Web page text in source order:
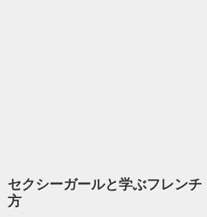
セクシーガールと学ぶフレンチ
方